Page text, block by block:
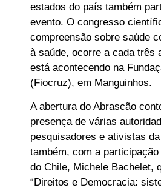
estados do país também
evento. O congresso
compreensão sobre saúde
à saúde, ocorre a cada três
está acontecendo na
(Fiocruz), em Manguinhos.
A abertura do Abrascão
presença de várias
pesquisadores e ativistas
também, com a
do Chile, Michele Bachelet,
“Direitos e Democracia: